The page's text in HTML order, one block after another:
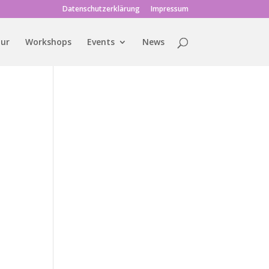
Datenschutzerklärung Impressum
Workshops Events News